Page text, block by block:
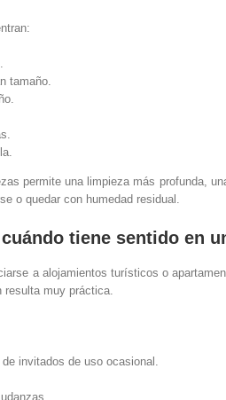
tamaño.
permite una limpieza más profunda,
o quedar con humedad residual.
tiene sentido en
a alojamientos turísticos o
resulta muy práctica.
invitados de uso ocasional.